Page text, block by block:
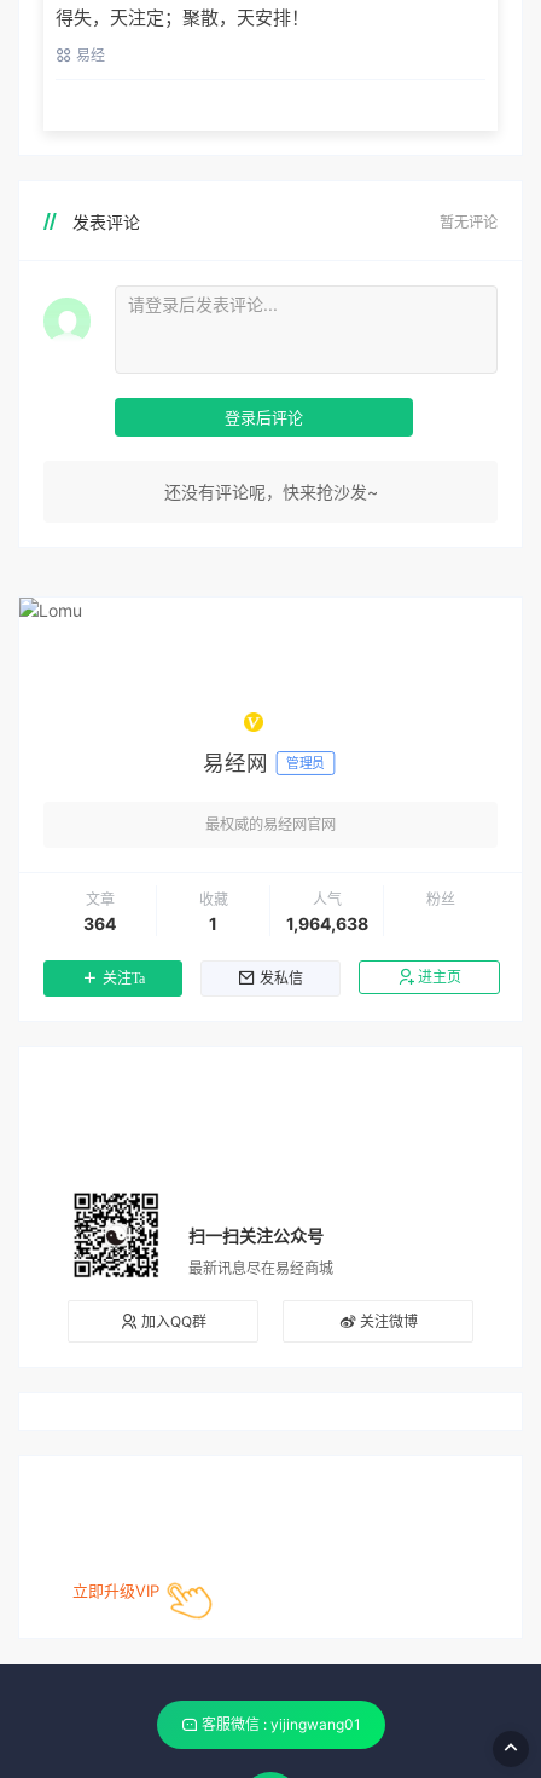
得失，天注定；聚散，天安排！
易经
发表评论 暂无评论
登录后评论
还没有评论呢，快来抢沙发~
易经网 管理员
最权威的易经网官网
文章
364
收藏
1
人气
1,964,638
粉丝
关注Ta 发私信 进主页
扫一扫关注公众号
最新讯息尽在易经商城
加入QQ群 关注微博
立即升级VIP
客服微信 : yijingwang01